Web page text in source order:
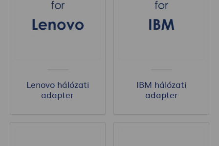
Lenovo hálózati
adapter
IBM hálózati
adapter